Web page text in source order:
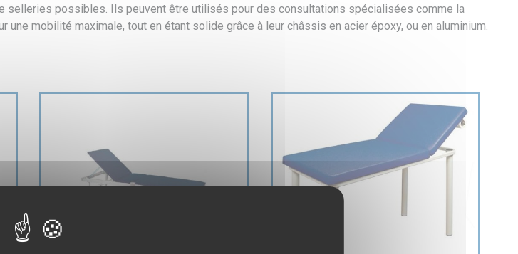
selleries possibles. Ils peuvent être utilisés pour des consultations spécialisées comme la
mobilité maximale, tout en étant solide grâce à leur châssis en acier époxy, ou en aluminium.